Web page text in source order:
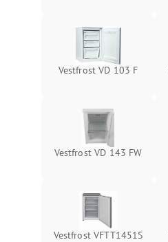
Vestfrost VD 103 F
Vestfrost VD 143 FW
Vestfrost VFTT1451S